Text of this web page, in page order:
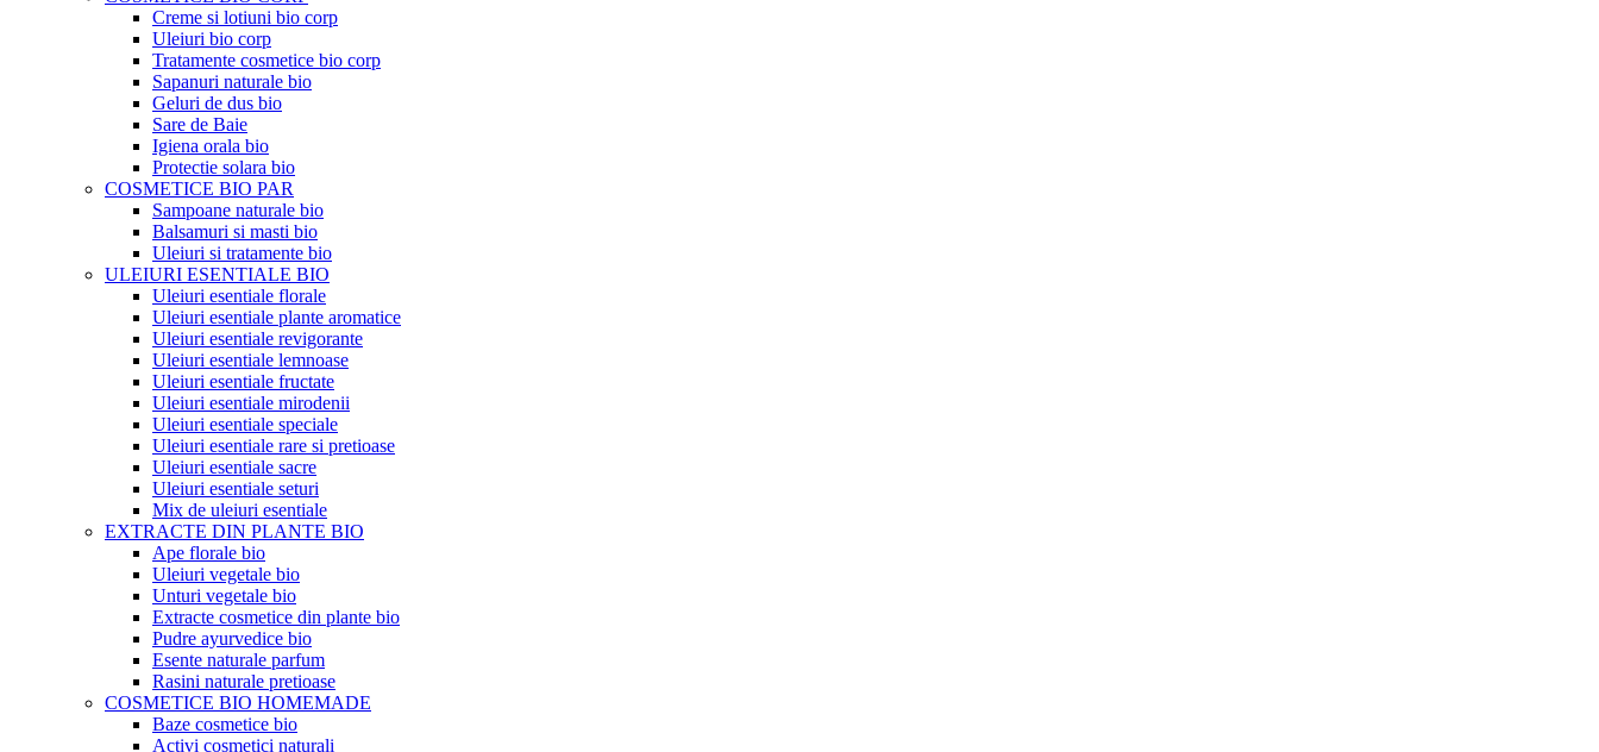
Creme si lotiuni bio corp
Uleiuri bio corp
Tratamente cosmetice bio corp
Sapanuri naturale bio
Geluri de dus bio
Sare de Baie
Igiena orala bio
Protectie solara bio
COSMETICE BIO PAR
Sampoane naturale bio
Balsamuri si masti bio
Uleiuri si tratamente bio
ULEIURI ESENTIALE BIO
Uleiuri esentiale florale
Uleiuri esentiale plante aromatice
Uleiuri esentiale revigorante
Uleiuri esentiale lemnoase
Uleiuri esentiale fructate
Uleiuri esentiale mirodenii
Uleiuri esentiale speciale
Uleiuri esentiale rare si pretioase
Uleiuri esentiale sacre
Uleiuri esentiale seturi
Mix de uleiuri esentiale
EXTRACTE DIN PLANTE BIO
Ape florale bio
Uleiuri vegetale bio
Unturi vegetale bio
Extracte cosmetice din plante bio
Pudre ayurvedice bio
Esente naturale parfum
Rasini naturale pretioase
COSMETICE BIO HOMEMADE
Baze cosmetice bio
Activi cosmetici naturali